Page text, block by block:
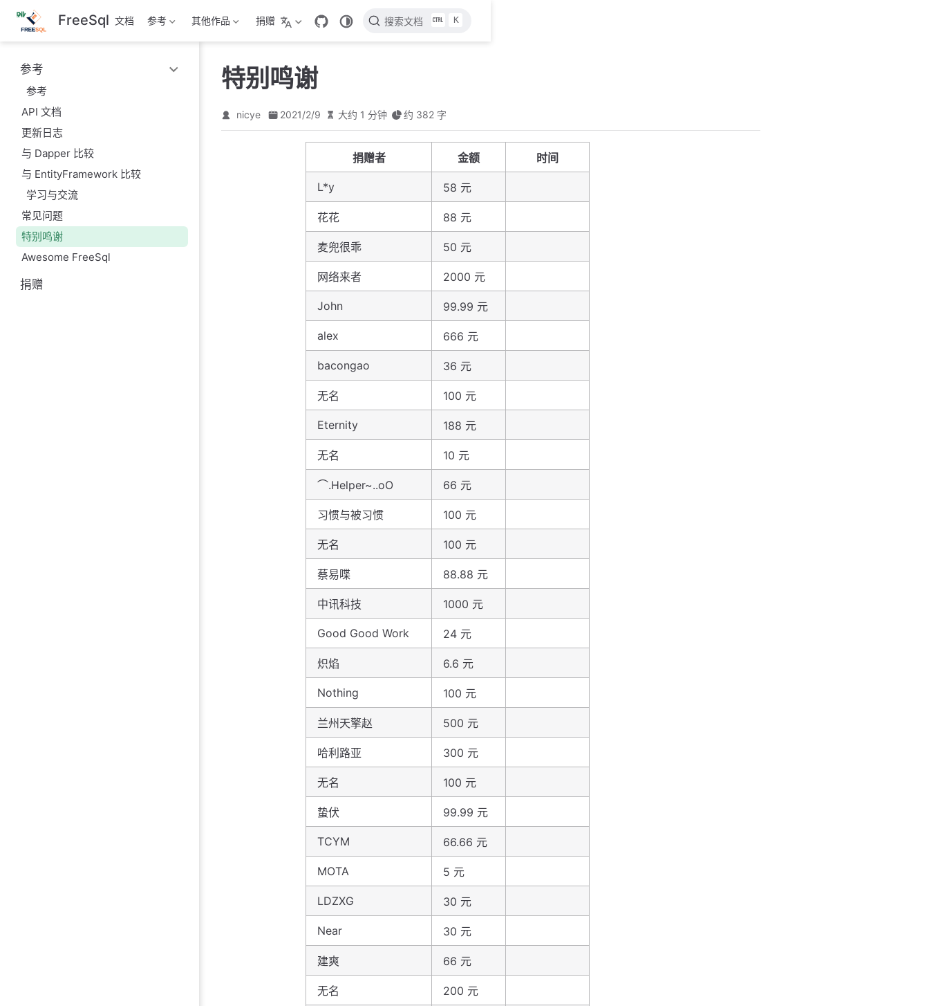
跳
至
主
要
內
FreeSql 文档 参考 其他作品 捐赠 搜索文档 K
参考
参考
API 文档
更新日志
与 Dapper 比较
与 EntityFramework 比较
学习与交流
常见问题
特别鸣谢
Awesome FreeSql
捐赠
特别鸣谢
nicye 2021/2/9 大约 1 分钟 约 382 字
捐赠者 金额 时间
L*y 58 元
花花 88 元
麦兜很乖 50 元
网络来者 2000 元
John 99.99 元
alex 666 元
bacongao 36 元
无名 100 元
Eternity 188 元
无名 10 元
⌒.Helper~..oO 66 元
习惯与被习惯 100 元
无名 100 元
蔡易喋 88.88 元
中讯科技 1000 元
Good Good Work 24 元
炽焰 6.6 元
Nothing 100 元
兰州天擎赵 500 元
哈利路亚 300 元
无名 100 元
蛰伏 99.99 元
TCYM 66.66 元
MOTA 5 元
LDZXG 30 元
Near 30 元
建爽 66 元
无名 200 元